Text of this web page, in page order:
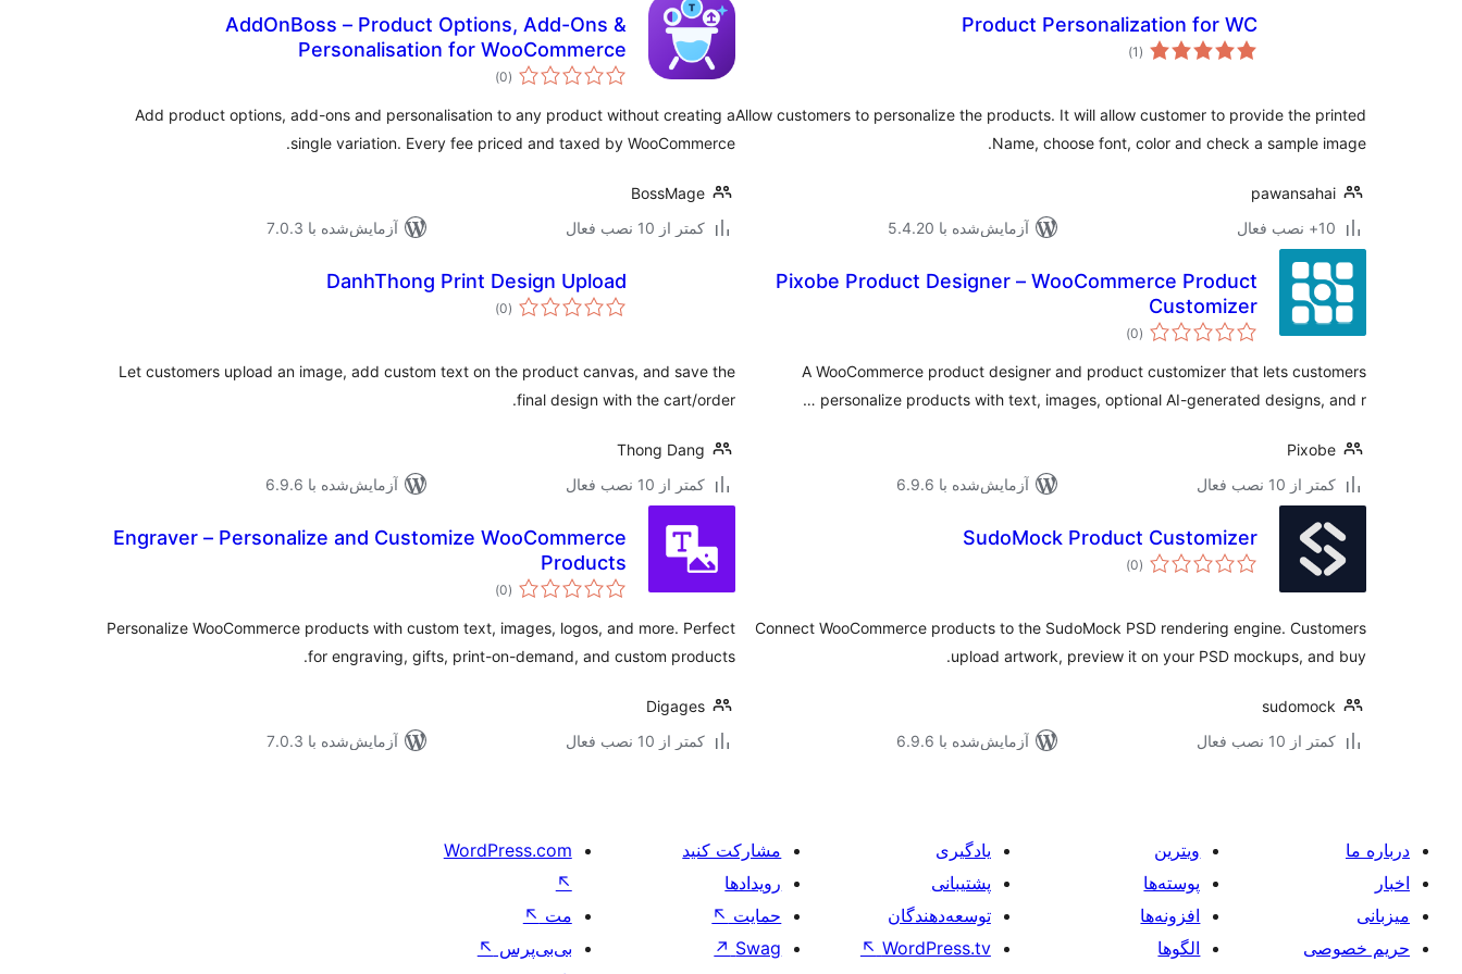
Product Personalization for WC
(1 مجموع
امتیازها)
Allow customers to personalize the products. It will allow customer to provide the printed
Name, choose font, color and check a sample image.
pawansahai
10+ نصب فعال
آزمایش‌شده با 5.4.20
AddOnBoss – Product Options, Add-Ons &
Personalisation for WooCommerce
(0 مجموع
امتیازها
)
Add product options, add-ons and personalisation to any product without creating a
single variation. Every fee priced and taxed by WooCommerce.
BossMage
کمتر از 10 نصب فعال
آزمایش‌شده با 7.0.3
Pixobe Product Designer – WooCommerce Product
Customizer
(0 مجموع
امتیازها
)
A WooCommerce product designer and product customizer that lets customers
personalize products with text, images, optional AI-generated designs, and r …
Pixobe
کمتر از 10 نصب فعال
آزمایش‌شده با 6.9.6
DanhThong Print Design Upload
(0 مجموع
امتیازها
)
Let customers upload an image, add custom text on the product canvas, and save the
final design with the cart/order.
Thong Dang
کمتر از 10 نصب فعال
آزمایش‌شده با 6.9.6
SudoMock Product Customizer
(0 مجموع
امتیازها
)
Connect WooCommerce products to the SudoMock PSD rendering engine. Customers
upload artwork, preview it on your PSD mockups, and buy.
sudomock
کمتر از 10 نصب فعال
آزمایش‌شده با 6.9.6
Engraver – Personalize and Customize WooCommerce
Products
(0 مجموع
امتیازها
)
Personalize WooCommerce products with custom text, images, logos, and more. Perfect
for engraving, gifts, print-on-demand, and custom products.
Digages
کمتر از 10 نصب فعال
آزمایش‌شده با 7.0.3
درباره ما
اخبار
میزبانی
حریم خصوصی
ویترین
پوسته‌ها
افزونه‌ها
الگوها
یادگیری
پشتیبانی
توسعه‌دهندگان
WordPress.tv
↖
مشارکت کنید
رویدادها
حمایت ↖
Swag
↗
WordPress.com
↖
مت ↖
بی‌بی‌پرس ↖